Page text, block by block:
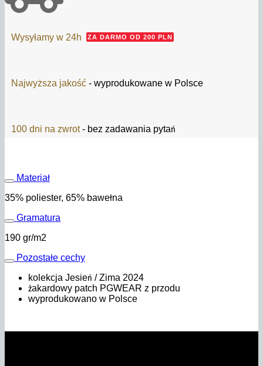
Wysyłamy w 24h ZA DARMO OD 200 PLN
Najwyższa jakość - wyprodukowane w Polsce
100 dni na zwrot- bez zadawania pytań
Materiał
35% poliester, 65% bawełna
Gramatura
190 gr/m2
Pozostałe cechy
kolekcja Jesień / Zima 2024
żakardowy patch PGWEAR z przodu
wyprodukowano w Polsce